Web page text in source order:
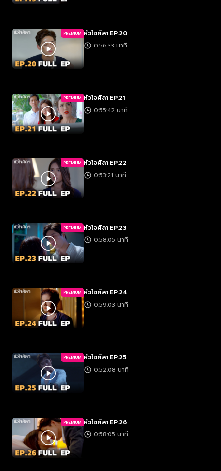
PREMIUM หัวใจศิลา EP.20
0:56:33 นาที
PREMIUM หัวใจศิลา EP.21
0:55:42 นาที
PREMIUM หัวใจศิลา EP.22
0:53:21 นาที
PREMIUM หัวใจศิลา EP.23
0:58:05 นาที
PREMIUM หัวใจศิลา EP.24
0:59:03 นาที
PREMIUM หัวใจศิลา EP.25
0:52:08 นาที
PREMIUM หัวใจศิลา EP.26
0:58:05 นาที